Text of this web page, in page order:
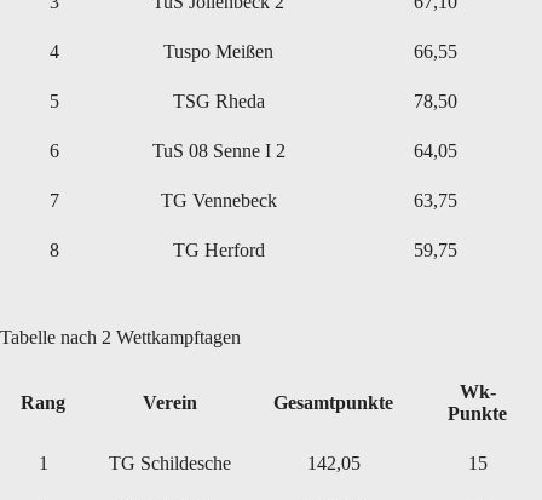
4 Tuspo Meißen 66,55
5 TSG Rheda 78,50
6 TuS 08 Senne I 2 64,05
7 TG Vennebeck 63,75
8 TG Herford 59,75
Tabelle nach 2 Wettkampftagen
Rang Verein Gesamtpunkte
Wk-
Punkte
1 TG Schildesche 142,05 15